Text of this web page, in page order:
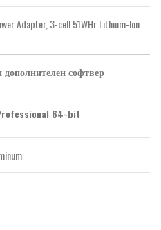
Adapter, 3-cell 51WHr Lithium-Ion
софтвер
64-bit